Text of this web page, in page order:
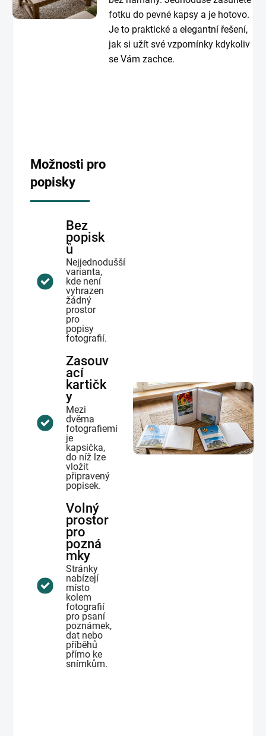
fotku do pevné kapsy a je hotovo.
Je to praktické a elegantní řešení,
jak si užít své vzpomínky kdykoliv
se Vám zachce.
Možnosti pro
popisky
Bez
popisk
ů
Nejjednodušší
varianta,
kde není
vyhrazen
žádný
prostor
pro
popisy
fotografií.
Zasouv
ací
kartičk
y
Mezi
dvěma
fotografiemi
je
kapsička,
do níž lze
vložit
připravený
popisek.
Volný
prostor
pro
pozná
mky
Stránky
nabízejí
místo
kolem
fotografií
pro psaní
poznámek,
dat nebo
příběhů
přímo ke
snímkům.